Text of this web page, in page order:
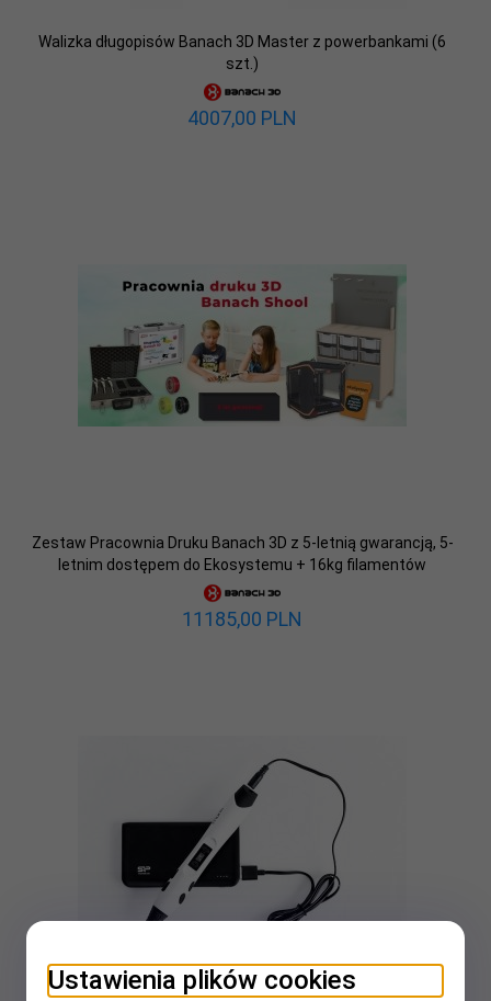
Walizka długopisów Banach 3D Master z powerbankami (6
szt.)
4007,00 PLN
Zestaw Pracownia Druku Banach 3D z 5-letnią gwarancją, 5-
letnim dostępem do Ekosystemu + 16kg filamentów
11185,00 PLN
Ustawienia plików cookies